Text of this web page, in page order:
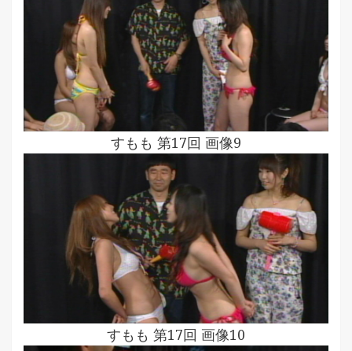
すもも 第17回 画像9
すもも 第17回 画像10